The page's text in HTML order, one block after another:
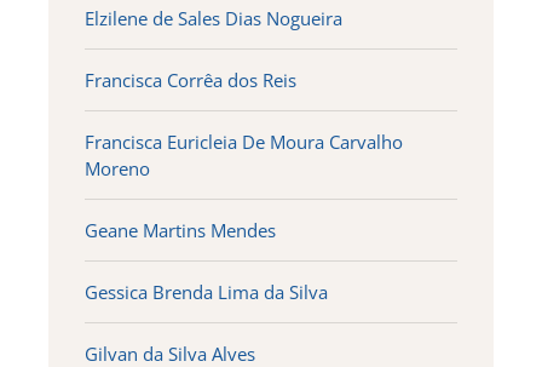
Elzilene de Sales Dias Nogueira
Francisca Corrêa dos Reis
Francisca Euricleia De Moura Carvalho
Moreno
Geane Martins Mendes
Gessica Brenda Lima da Silva
Gilvan da Silva Alves